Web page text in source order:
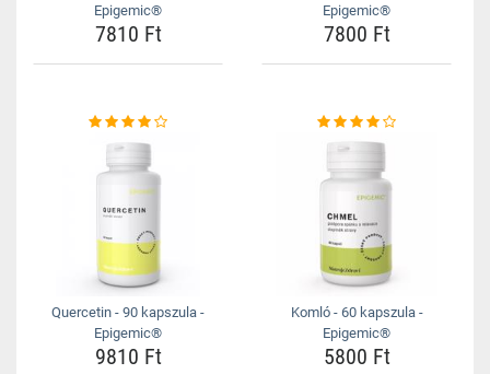
Epigemic®
7810 Ft
Epigemic®
7800 Ft
Quercetin - 90 kapszula -
Epigemic®
9810 Ft
Komló - 60 kapszula -
Epigemic®
5800 Ft